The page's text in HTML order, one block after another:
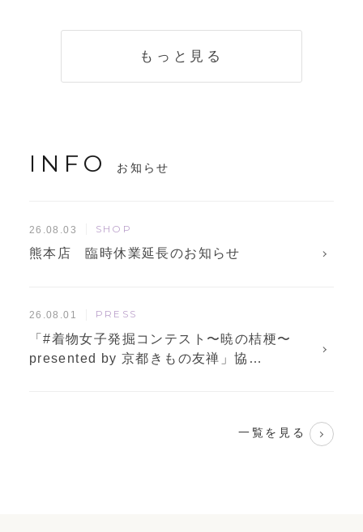
もっと見る
INFO お知らせ
26.08.03 SHOP
熊本店 臨時休業延長のお知らせ
26.08.01 PRESS
「#着物女子発掘コンテスト〜暁の桔梗〜
presented by 京都きもの友禅」協…
一覧を見る